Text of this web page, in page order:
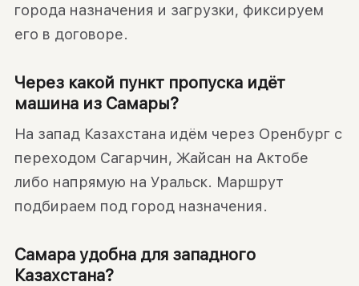
города назначения и загрузки, фиксируем
его в договоре.
Через какой пункт пропуска идёт
машина из Самары?
На запад Казахстана идём через Оренбург с
переходом Сагарчин, Жайсан на Актобе
либо напрямую на Уральск. Маршрут
подбираем под город назначения.
Самара удобна для западного
Казахстана?